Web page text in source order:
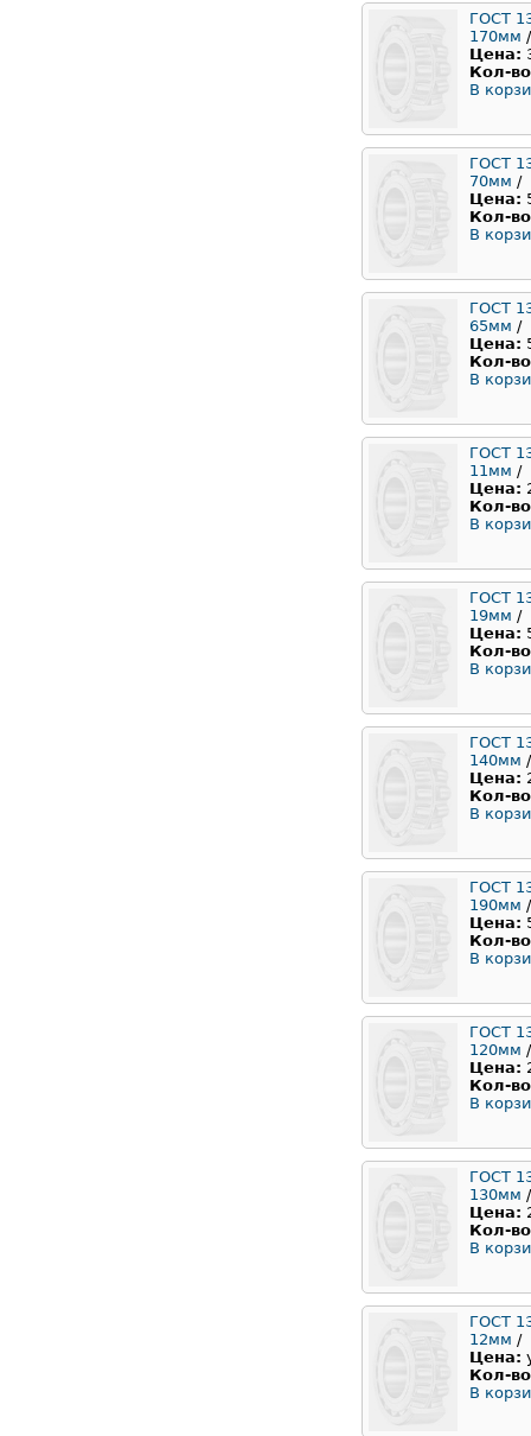
ГОСТ
170мм /
Цена:
Кол-
В
ГОСТ
70мм /
Цена:
Кол-
В
ГОСТ
65мм /
Цена:
Кол-
В
ГОСТ
11мм /
Цена:
Кол-
В
ГОСТ
19мм /
Цена:
Кол-
В
ГОСТ
140мм /
Цена:
Кол-
В
ГОСТ
190мм /
Цена:
Кол-
В
ГОСТ
120мм /
Цена:
Кол-
В
ГОСТ
130мм /
Цена:
Кол-
В
ГОСТ
12мм /
Цена:
Кол-
В